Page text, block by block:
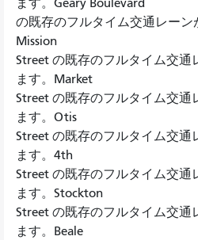
ます。Geary Boulevard
の既存のフルタイム交通レーン
Mission
Street の既存のフルタイム交通
ます。Market
Street の既存のフルタイム交通
ます。Otis
Street の既存のフルタイム交通
ます。4th
Street の既存のフルタイム交通
ます。Stockton
Street の既存のフルタイム交通
ます。Beale